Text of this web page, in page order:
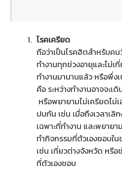
โรคเครียด
ถือว่าเป็นโรคฮิตสำหรับค
ทำงานทุกช่วงอายุและไม่เ
ทำงานมานานแล้ว หรือพึ่ง
คือ ระหว่างทำงานอาจจะ
หรือพยายามไม่เครียดไม่
ปนกัน เช่น เมื่อถึงเวลาเลิ
เฉพาะที่ทำงาน และพยาย
ทำกิจกรรมที่ตัวเองชอบใ
เช่น เที่ยวต่างจังหวัด หรือ
ที่ตัวเองชอบ